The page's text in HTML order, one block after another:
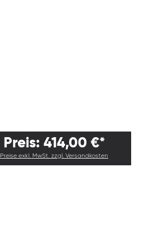
Preis: 414,00 €*
Preise exkl. MwSt. zzgl. Versandkosten